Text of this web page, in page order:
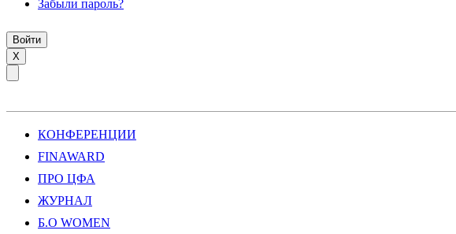
Забыли пароль?
X
КОНФЕРЕНЦИИ
FINAWARD
ПРО ЦФА
ЖУРНАЛ
Б.О WOMEN